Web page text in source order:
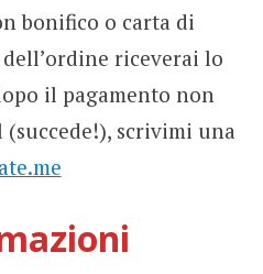
bonifico o carta di
riceverai lo
il pagamento non
scrivimi una